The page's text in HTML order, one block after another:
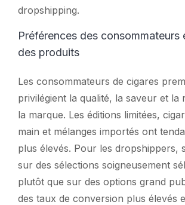
dropshipping.
Préférences des consommateurs
des produits
Les consommateurs de cigares
privilégient la qualité, la saveur et la
la marque. Les éditions limitées,
main et mélanges importés ont
plus élevés. Pour les dropshippers,
sur des sélections soigneusement
plutôt que sur des options grand
des taux de conversion plus élevés